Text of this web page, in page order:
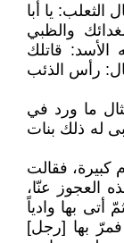
الثعلب: يا أبا
والظبي
الأسد: قاتلك
رأس الذئب
ما ورد في
له ذلك بنات
كبيرة، فقالت
العجوز عنّا،
أتى بها وادياً
فمرّ بها [رجل]